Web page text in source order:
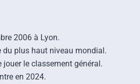
2006 à Lyon.
du plus haut niveau mondial.
le classement général.
en 2024.